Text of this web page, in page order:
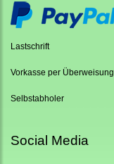
Lastschrift
Vorkasse per Überweisung
Selbstabholer
Social Media